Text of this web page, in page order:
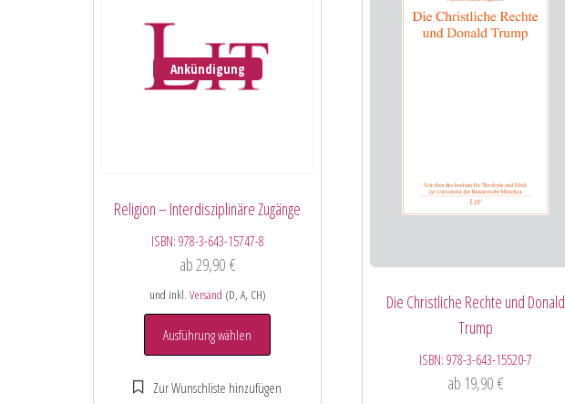
Ankündigung
Religion – Interdisziplinäre Zugänge
ISBN: 978-3-643-15747-8
ab29,90 €
und inkl. Versand (D, A, CH)
Ausführung wählen
Die Christliche Rechte und Donald
Trump
ISBN:978-3-643-15520-7
ab 19,90€